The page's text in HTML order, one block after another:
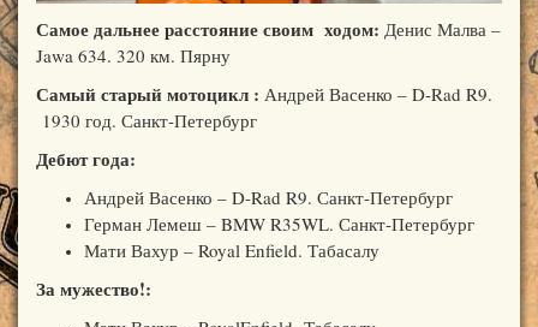
Самое дальнее расстояние своим ходом: Денис Малва –
Jawa 634. 320 км. Пярну
Самый старый мотоцикл : Андрей Васенко – D-Rad R9.
1930 год. Санкт-Петербург
Дебют года:
Андрей Васенко – D-Rad R9. Санкт-Петербург
Герман Лемеш – BMW R35WL. Санкт-Петербург
Мати Вахур – Royal Enfield. Табасалу
За мужество!: